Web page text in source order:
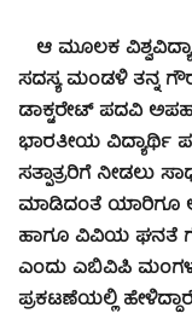
ಆ ಮೂಲಕ
ಸದಸ್ಯ ಮಂಡಳಿ ತನ್ನ
ಡಾಕ್ಟರೇಟ್ ಪದವಿ
ಭಾರತೀಯ ವಿದ್ಯಾರ್ಥಿ
ಸತ್ಪಾತ್ರರಿಗೆ ನೀಡಲು
ಮಾಡಿದಂತೆ ಯಾರಿಗೂ
ಹಾಗೂ ವಿವಿಯ ಘನತೆ
ಎಂದು ಎಬಿವಿಪಿ
ಪ್ರಕಟಣೆಯಲ್ಲಿ